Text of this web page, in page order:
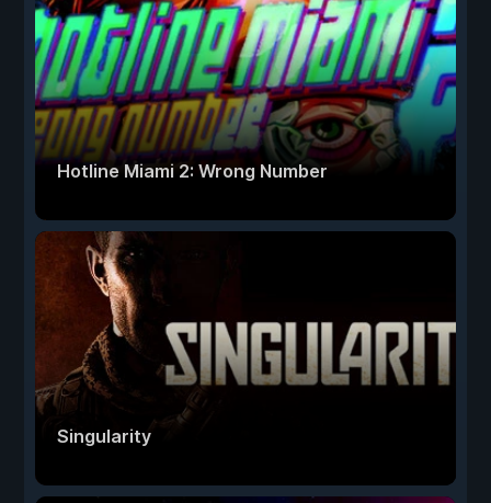
Hotline Miami 2: Wrong Number
Singularity